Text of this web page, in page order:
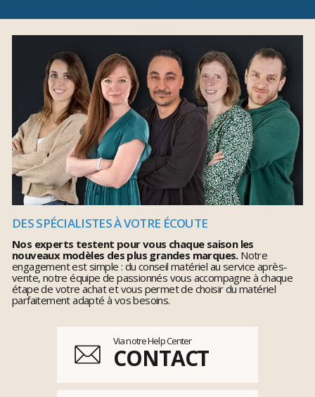
DES SPÉCIALISTES À VOTRE ÉCOUTE
Nos experts testent pour vous chaque saison les
nouveaux modèles des plus grandes marques.Notre
engagement est simple : du conseil matériel au service après-
vente, notre équipe de passionnés vous accompagne à chaque
étape de votre achat et vous permet de choisir du matériel
parfaitement adapté à vos besoins.
Via notre Help Center
CONTACT